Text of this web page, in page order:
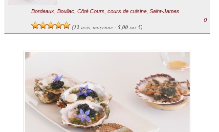
Bordeaux, Bouliac, Côté Cours, cours de cuisine, Saint-James
(12 avis, moyenne : 5,00sur 5)
0